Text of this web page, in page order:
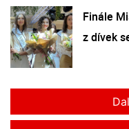
Finále
z dívek